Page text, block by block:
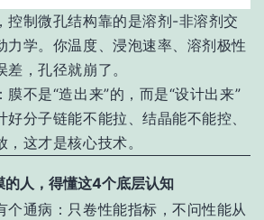
控制微孔结构靠的是溶剂-非溶剂交
力学。你温度、浸泡速率、溶剂极性
，孔径就崩了。
膜不是“造出来”的，而是“设计出来”
好分子链能不能拉、结晶能不能控、
，这才是核心技术。
的人，得懂这4个底层认知
个通病：只卷性能指标，不问性能从